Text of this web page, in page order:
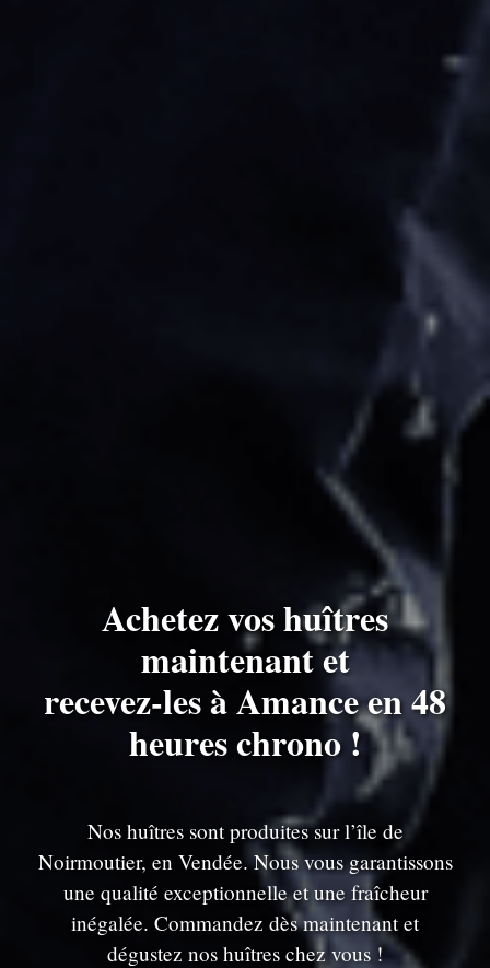
Achetez vos huîtres
maintenant et
recevez-les à Amance en 48
heures chrono !
Nos huîtres sont produites sur l’île de
Noirmoutier, en Vendée. Nous vous garantissons
une qualité exceptionnelle et une fraîcheur
inégalée. Commandez dès maintenant et
dégustez nos huîtres chez vous !